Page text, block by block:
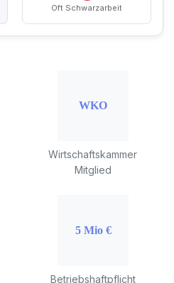
Oft Schwarzarbeit
Wirtschaftskammer
Mitglied
Betriebshaftpflicht